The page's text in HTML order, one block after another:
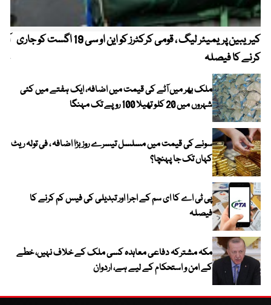
کیریبین پریمیئر لیگ ، قومی کرکٹرز کو این او سی 19 اگست کو جاری
کرنے کا فیصلہ
ملک بھر میں آٹے کی قیمت میں اضافہ، ایک ہفتے میں کئی
شہروں میں 20 کلو تھیلا 100 روپے تک مہنگا
سونے کی قیمت میں مسلسل تیسرے روز بڑا اضافہ ، فی تولہ ریٹ
کہاں تک جا پہنچا؟
پی ٹی اے کا ای سم کے اجرا اور تبدیلی کی فیس کم کرنے کا
فیصلہ
مکہ مشترکہ دفاعی معاہدہ کسی ملک کے خلاف نہیں، خطے
کے امن و استحکام کے لیے ہے، اردوان